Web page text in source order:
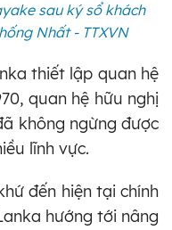
sau ký sổ khách
Nhất - TTXVN
thiết lập quan hệ
quan hệ hữu nghị
không ngừng được
lĩnh vực.
đến hiện tại chính
hướng tới nâng